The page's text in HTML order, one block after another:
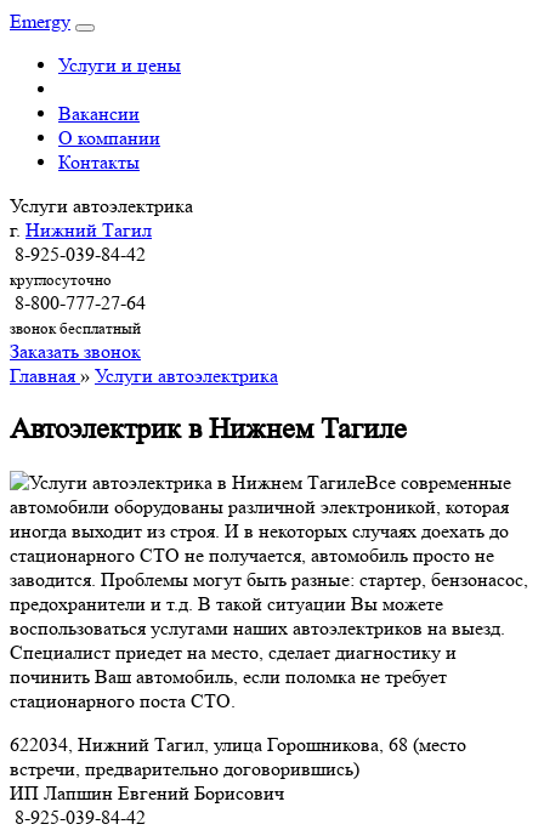
Emergy
Услуги и цены
Вакансии
О компании
Контакты
Услуги автоэлектрика
г. Нижний Тагил
8-925-039-84-42
круглосуточно
8-800-777-27-64
звонок бесплатный
Заказать звонок
Главная » Услуги автоэлектрика
Автоэлектрик в Нижнем Тагиле
Все современные
автомобили оборудованы различной электроникой, которая
иногда выходит из строя. И в некоторых случаях доехать до
стационарного СТО не получается, автомобиль просто не
заводится. Проблемы могут быть разные: стартер, бензонасос,
предохранители и т.д. В такой ситуации Вы можете
воспользоваться услугами наших автоэлектриков на выезд.
Специалист приедет на место, сделает диагностику и
починить Ваш автомобиль, если поломка не требует
стационарного поста СТО.
622034, Нижний Тагил, улица Горошникова, 68 (место
встречи, предварительно договорившись)
ИП Лапшин Евгений Борисович
8-925-039-84-42